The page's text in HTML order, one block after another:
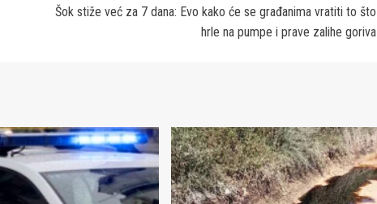
Šok stiže već za 7 dana: Evo kako će se građanima vratiti to što
hrle na pumpe i prave zalihe goriva